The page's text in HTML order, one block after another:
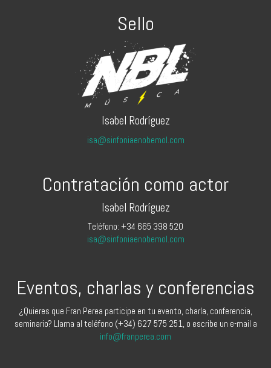
Sello
Isabel Rodríguez
isa@sinfoniaenobemol.com
Contratación como actor
Isabel Rodríguez
Teléfono: +34 665 398 520
isa@sinfoniaenobemol.com
Eventos, charlas y conferencias
¿Quieres que Fran Perea participe en tu evento, charla, conferencia,
seminario? Llama al teléfono (+34) 627 575 251, o escribe un e-mail a
info@franperea.com